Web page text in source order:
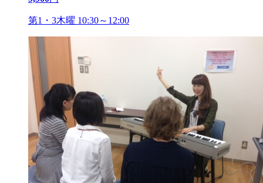
第1・3木曜 10:30～12:00